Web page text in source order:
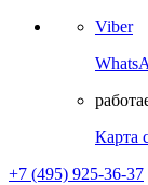
Viber
Карта
+7 (495) 925-36-37